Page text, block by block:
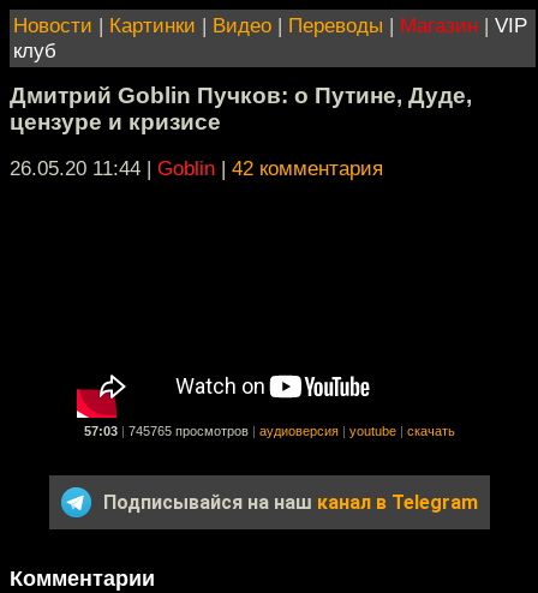
Новости | Картинки | Видео | Переводы | Магазин | VIP
клуб
Дмитрий Goblin Пучков: о Путине, Дуде,
цензуре и кризисе
26.05.20 11:44 | Goblin | 42 комментария
57:03 745765 просмотров аудиоверсия youtube скачать
Подписывайся на наш канал в Telegram
Комментарии